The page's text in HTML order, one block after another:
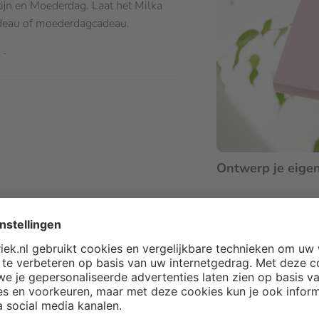
en Moederdag. Laat het Milka
of moederdagcadeau.
vulling
Ontwerp je